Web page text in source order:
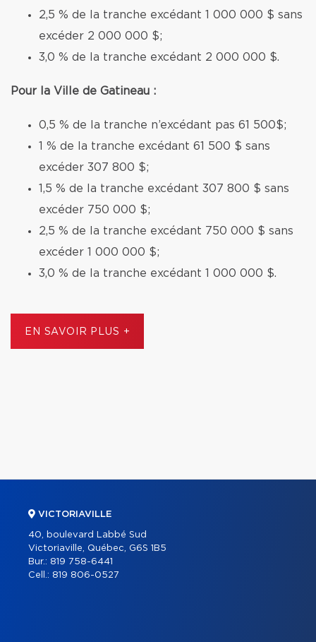
2,5 % de la tranche excédant 1 000 000 $ sans
excéder 2 000 000 $;
3,0 % de la tranche excédant 2 000 000 $.
Pour la Ville de Gatineau :
0,5 % de la tranche n’excédant pas 61 500$;
1 % de la tranche excédant 61 500 $ sans
excéder 307 800 $;
1,5 % de la tranche excédant 307 800 $ sans
excéder 750 000 $;
2,5 % de la tranche excédant 750 000 $ sans
excéder 1 000 000 $;
3,0 % de la tranche excédant 1 000 000 $.
EN SAVOIR PLUS +
VICTORIAVILLE
40, boulevard Labbé Sud
Victoriaville, Québec, G6S 1B5
Bur.: 819 758-6441
Cell.: 819 806-0527